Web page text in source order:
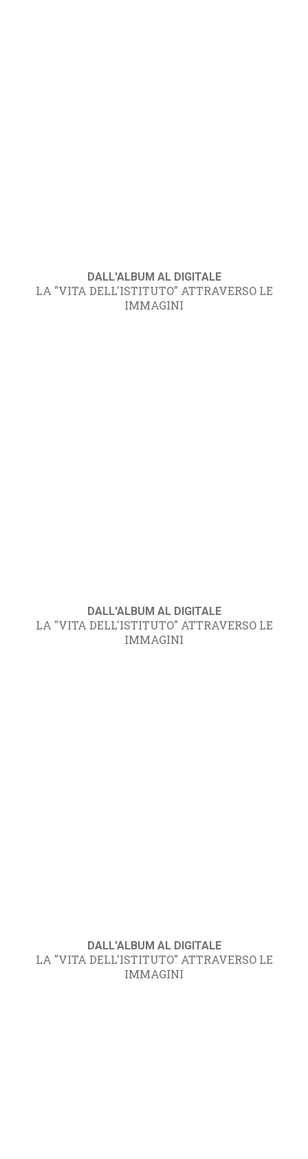
DALL'ALBUM AL DIGITALE
LA "VITA DELL'ISTITUTO" ATTRAVERSO LE
IMMAGINI
DALL'ALBUM AL DIGITALE
LA "VITA DELL'ISTITUTO" ATTRAVERSO LE
IMMAGINI
DALL'ALBUM AL DIGITALE
LA "VITA DELL'ISTITUTO" ATTRAVERSO LE
IMMAGINI